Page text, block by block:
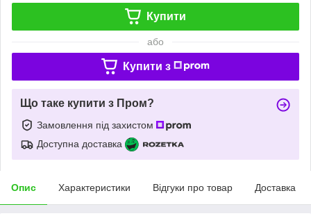
Купити
або
Купити з
Що таке купити з Пром?
Замовлення під захистом
Доступна доставка
Опис Характеристики Відгуки про товар Доставка